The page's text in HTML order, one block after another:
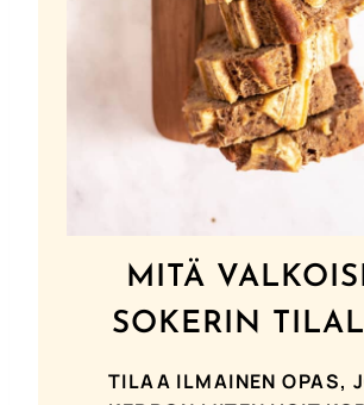
MITÄ
SOKERIN
TILAA ILMAINEN OPAS,